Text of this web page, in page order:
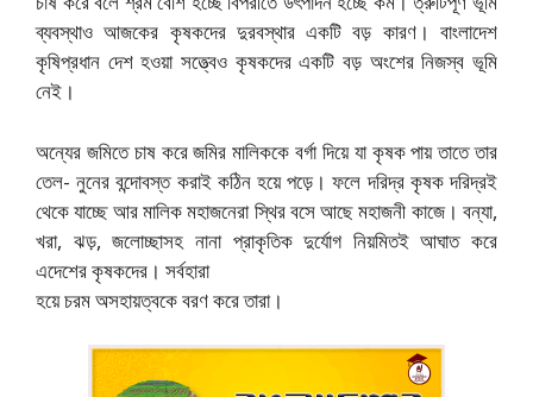
ব্যবস্থাও আজকের কৃষকদের দুরবস্থার একটি বড় কারণ। বাংলাদেশ
কৃষিপ্রধান দেশ হওয়া সত্ত্বেও কৃষকদের একটি বড় অংশের নিজস্ব ভূমি
নেই।
অন্যের জমিতে চাষ করে জমির মালিককে বর্গা দিয়ে যা কৃষক পায় তাতে তার
তেল- নুনের বন্দোবস্ত করাই কঠিন হয়ে পড়ে। ফলে দরিদ্র কৃষক দরিদ্রই
থেকে যাচ্ছে আর মালিক মহাজনেরা স্থির বসে আছে মহাজনী কাজে। বন্যা,
খরা, ঝড়, জলােচ্ছাসহ নানা প্রাকৃতিক দুর্যোগ নিয়মিতই আঘাত করে
এদেশের কৃষকদের। সর্বহারা
হয়ে চরম অসহায়ত্বকে বরণ করে তারা।